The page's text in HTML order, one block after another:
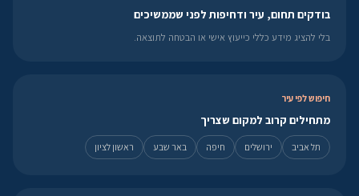
בודקים תחום, עיר ודחיפות לפני שממשיכים
בלי להציג מידע כללי כייעוץ אישי או הבטחה לתוצאה.
חיפוש לפי עיר
מתחילים קרוב למקום שצריך
תל אביב ירושלים חיפה באר שבע ראשון לציון